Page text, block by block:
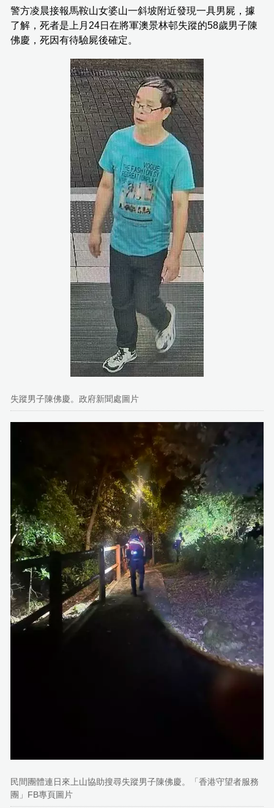
警方凌晨接報馬鞍山女婆山一斜坡附近發現一具男屍，據
了解，死者是上月24日在將軍澳景林邨失蹤的58歲男子陳
佛慶，死因有待驗屍後確定。
失蹤男子陳佛慶。政府新聞處圖片
民間團體連日來上山協助搜尋失蹤男子陳佛慶。「香港守望者服務
團」FB專頁圖片